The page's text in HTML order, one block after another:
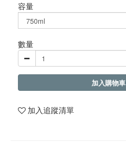
容量
數量
加入購物車
加入追蹤清單